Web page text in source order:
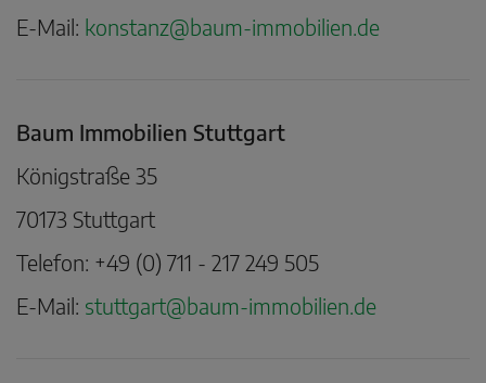
E-Mail: konstanz@baum-immobilien.de
Baum Immobilien Stuttgart
Königstraße 35
70173 Stuttgart
Telefon: +49 (0) 711 - 217 249 505
E-Mail: stuttgart@baum-immobilien.de